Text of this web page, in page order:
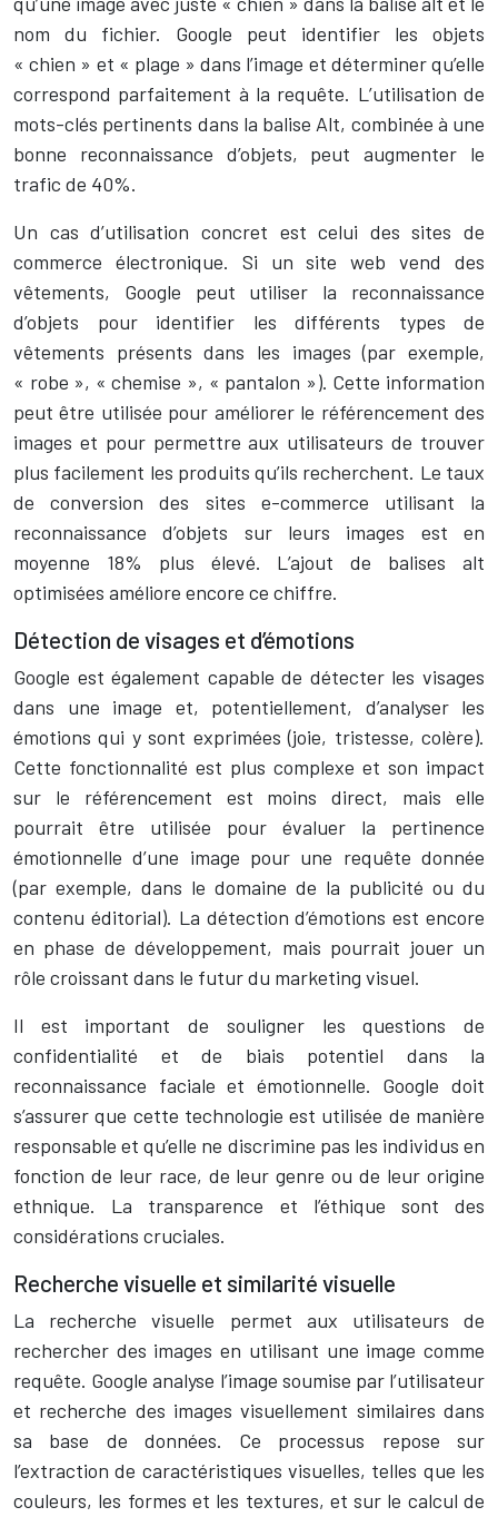
nom du fichier. Google peut identifier les objets
« chien » et « plage » dans l’image et déterminer qu’elle
correspond parfaitement à la requête. L’utilisation de
mots-clés pertinents dans la balise Alt, combinée à une
bonne reconnaissance d’objets, peut augmenter le
trafic de 40%.
Un cas d’utilisation concret est celui des sites de
commerce électronique. Si un site web vend des
vêtements, Google peut utiliser la reconnaissance
d’objets pour identifier les différents types de
vêtements présents dans les images (par exemple,
« robe », « chemise », « pantalon »). Cette information
peut être utilisée pour améliorer le référencement des
images et pour permettre aux utilisateurs de trouver
plus facilement les produits qu’ils recherchent. Le taux
de conversion des sites e-commerce utilisant la
reconnaissance d’objets sur leurs images est en
moyenne 18% plus élevé. L’ajout de balises alt
optimisées améliore encore ce chiffre.
Détection de visages et d’émotions
Google est également capable de détecter les visages
dans une image et, potentiellement, d’analyser les
émotions qui y sont exprimées (joie, tristesse, colère).
Cette fonctionnalité est plus complexe et son impact
sur le référencement est moins direct, mais elle
pourrait être utilisée pour évaluer la pertinence
émotionnelle d’une image pour une requête donnée
(par exemple, dans le domaine de la publicité ou du
contenu éditorial). La détection d’émotions est encore
en phase de développement, mais pourrait jouer un
rôle croissant dans le futur du marketing visuel.
Il est important de souligner les questions de
confidentialité et de biais potentiel dans la
reconnaissance faciale et émotionnelle. Google doit
s’assurer que cette technologie est utilisée de manière
responsable et qu’elle ne discrimine pas les individus en
fonction de leur race, de leur genre ou de leur origine
ethnique. La transparence et l’éthique sont des
considérations cruciales.
Recherche visuelle et similarité visuelle
La recherche visuelle permet aux utilisateurs de
rechercher des images en utilisant une image comme
requête. Google analyse l’image soumise par l’utilisateur
et recherche des images visuellement similaires dans
sa base de données. Ce processus repose sur
l’extraction de caractéristiques visuelles, telles que les
couleurs, les formes et les textures, et sur le calcul de